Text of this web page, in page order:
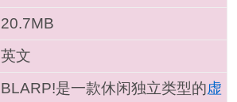
20.7MB
英文
BLARP!是一款休闲独立类型的虚